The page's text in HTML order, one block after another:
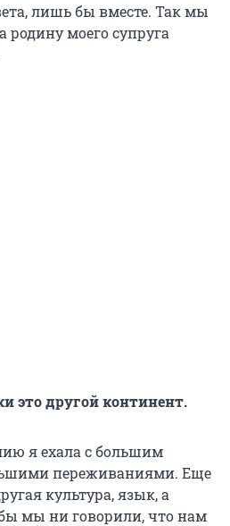
лишь бы вместе. Так мы
родину моего супруга
это другой континент.
я ехала с большим
переживаниями. Еще
культура, язык, а
мы ни говорили, что нам